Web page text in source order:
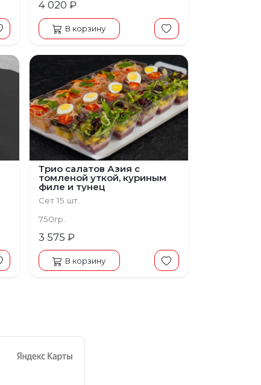
4 020 ₽
В корзину
Трио салатов Азия с
томленой уткой, куриным
филе и тунец
Сет 15 шт.
750гр.
3 575 ₽
В корзину